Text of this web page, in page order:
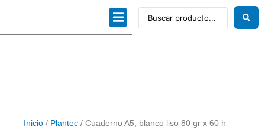
Inicio / Plantec / Cuaderno A5, blanco liso 80 gr x 60 h